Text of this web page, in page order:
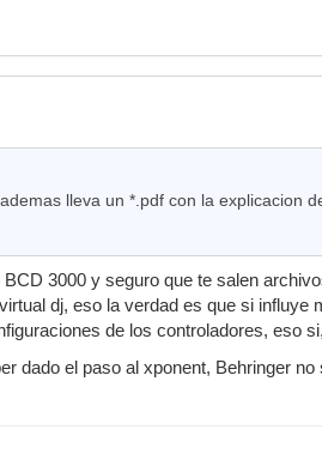
lleva un *.pdf con la explicacion
3000 y seguro que te salen
dj, eso la verdad es que si
de los controladores, eso
dado el paso al xponent, Behringer